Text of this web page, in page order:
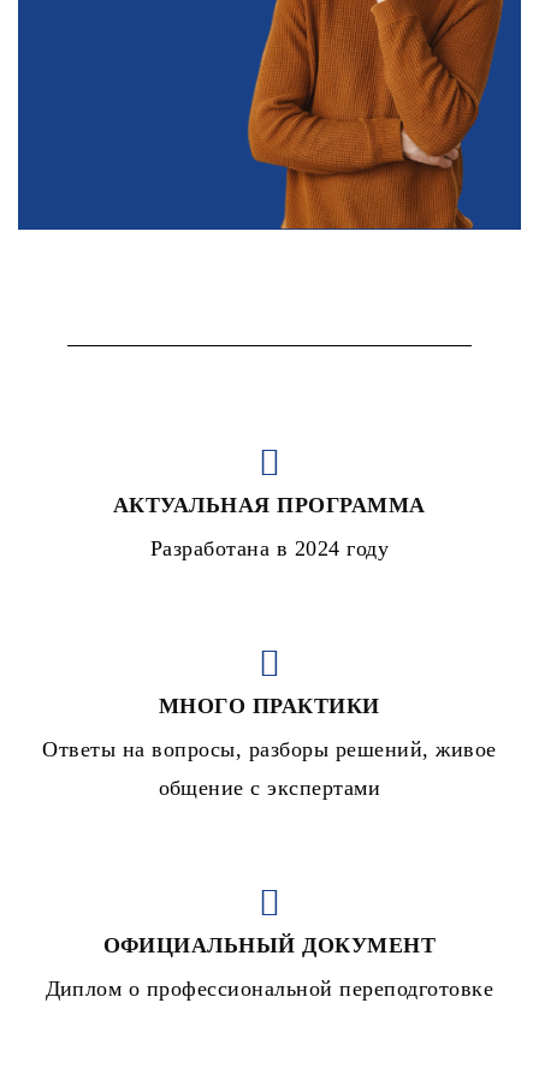
АКТУАЛЬНАЯ ПРОГРАММА
Разработана в 2024 году
МНОГО ПРАКТИКИ
Ответы на вопросы, разборы решений, живое
общение с экспертами
ОФИЦИАЛЬНЫЙ ДОКУМЕНТ
Диплом о профессиональной переподготовке